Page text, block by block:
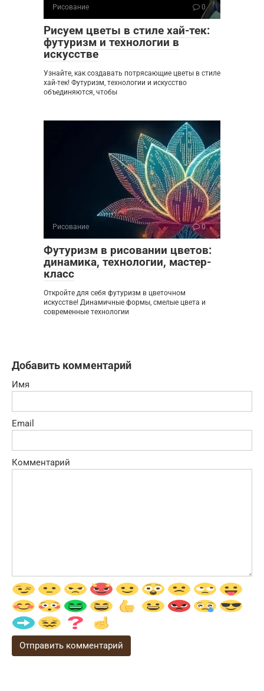
Рисование 0
Рисуем цветы в стиле хай-тек:
футуризм и технологии в
искусстве
Узнайте, как создавать потрясающие цветы в стиле
хай-тек! Футуризм, технологии и искусство
объединяются, чтобы
Рисование 0
Футуризм в рисовании цветов:
динамика, технологии, мастер-
класс
Откройте для себя футуризм в цветочном
искусстве! Динамичные формы, смелые цвета и
современные технологии
Добавить комментарий
Имя
Email
Комментарий